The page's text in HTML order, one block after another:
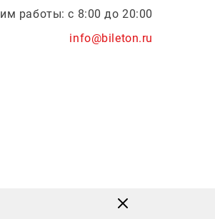
работы: с 8:00 до 20:00
info@bileton.ru
Дизайн и разработка